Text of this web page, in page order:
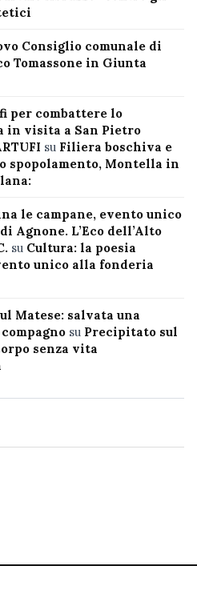
Consiglio comunale di
Tomassone in Giunta
per combattere lo
in visita a San Pietro
su Filiera boschiva e
spopolamento, Montella in
le campane, evento unico
L’Eco dell’Alto
su Cultura: la poesia
unico alla fonderia
Matese: salvata una
su Precipitato sul
senza vita